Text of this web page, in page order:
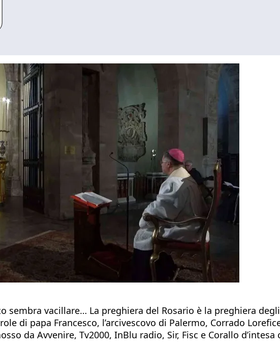
vacillare… La preghiera del Rosario è la preghiera
di papa Francesco, l’arcivescovo di Palermo, Corrado
da Avvenire, Tv2000, InBlu radio, Sir, Fisc e Corallo